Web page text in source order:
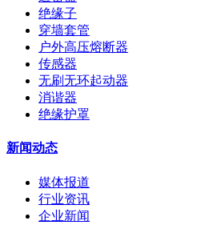
绝缘子
穿墙套管
户外高压熔断器
传感器
无刷无环起动器
消谐器
绝缘护罩
新闻动态
媒体报道
行业资讯
企业新闻